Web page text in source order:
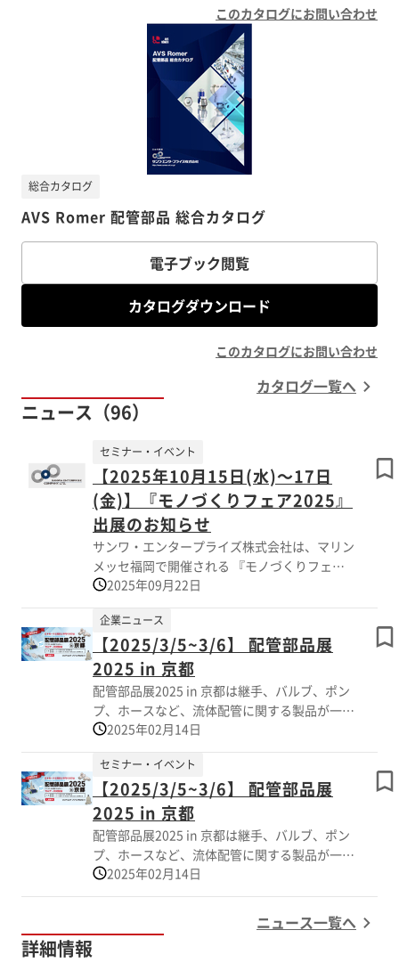
このカタログにお問い合わせ
AVS Romer 配管部品 総合カタログ
総合カタログ
電子ブック閲覧
カタログダウンロード
このカタログにお問い合わせ
カタログ一覧へ
ニュース（96）
【2025年10月15日(水)～17日
(金)】『モノづくりフェア2025』
出展のお知らせ
セミナー・イベント
サンワ・エンタープライズ株式会社は、マリン
メッセ福岡で開催される 『モノづくりフェア
2025』に出展いたします。 当展示会は、日刊
工業新聞社が主催する産業総合展であり、自動
車、半導体 といった基幹産業はもちろんのこ
と、DXや脱炭素化、持続可能な社会への 転換
といったモノづくりに関わる優れた製品や技
術、サービスが展示されます。 当社のブース
では、圧縮空気をつなぐだけで超低温冷却、エ
アー吸引/搬送、 強力ブローを可能にするエア
展示を予定しております。
2025年09月22日
【2025/3/5~3/6】 配管部品展
2025 in 京都
企業ニュース
配管部品展2025 in 京都は継手、バルブ、ポン
プ、ホースなど、流体配管に関する製品が一堂
に会する展示会です。 昨年大変ご好評いただ
いた配管部品展2024 in 東京の内容をパワーア
ップさせて京都で開催します。 プラスチック
製配管部品を輸入・開発・販売するサンワ・エ
ンタープライズ株式会社が主催し、 パートナ
ーとしてポンプメーカーの株式会社イワキとホ
ースメーカーの株式会社八興も参加します。
会期中は製品の展示だけでなく、セミナーも開
2025年02月14日
【2025/3/5~3/6】 配管部品展
2025 in 京都
セミナー・イベント
配管部品展2025 in 京都は継手、バルブ、ポン
プ、ホースなど、流体配管に関する製品が一堂
に会する展示会です。 昨年大変ご好評いただ
いた配管部品展2024 in 東京の内容をパワーア
ップさせて京都で開催します。 プラスチック
製配管部品を輸入・開発・販売するサンワ・エ
2025年02月14日
ニュース一覧へ
詳細情報